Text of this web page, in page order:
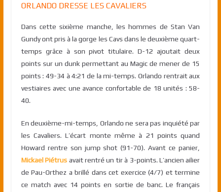
ORLANDO DRESSE LES CAVALIERS
Dans cette sixième manche, les hommes de Stan Van
Gundy ont pris à la gorge les Cavs dans le deuxième quart-
temps grâce à son pivot titulaire. D-12 ajoutait deux
points sur un dunk permettant au Magic de mener de 15
points : 49-34 à 4:21 de la mi-temps. Orlando rentrait aux
vestiaires avec une avance confortable de 18 unités : 58-
40.
En deuxième-mi-temps, Orlando ne sera pas inquiété par
les Cavaliers. L’écart monte même à 21 points quand
Howard rentre son jump shot (91-70). Avant ce panier,
Mickael Piétrus avait rentré un tir à 3-points. L’ancien ailier
de Pau-Orthez a brillé dans cet exercice (4/7) et termine
ce match avec 14 points en sortie de banc. Le français